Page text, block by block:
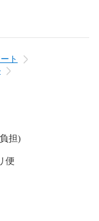
きますが
い状態
きます。
ト
担)
便